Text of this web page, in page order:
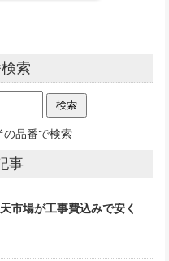
索
品番で検索
事
市場が工事費込みで安く